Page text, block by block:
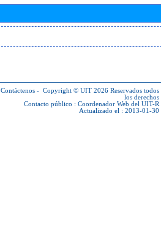
Contáctenos - Copyright © UIT 2026 Reservados todos
los derechos
Contacto público : Coordenador Web del UIT-R
Actualizado el : 2013-01-30